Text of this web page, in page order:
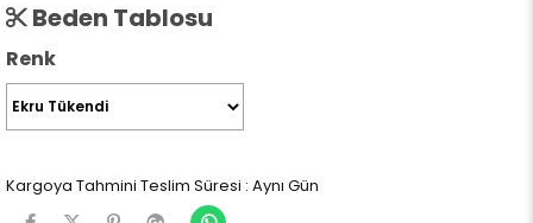
Beden Tablosu
Renk
Kargoya Tahmini Teslim Süresi : Aynı Gün